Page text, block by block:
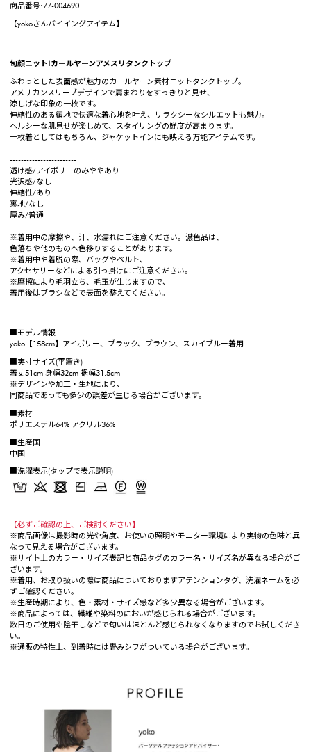
商品番号:77-004690
【yokoさんバイイングアイテム】
旬顔ニット!カールヤーンアメスリタンクトップ
ふわっとした表面感が魅力のカールヤーン素材ニットタンクトップ。
アメリカンスリーブデザインで肩まわりをすっきりと見せ、
涼しげな印象の一枚です。
伸縮性のある編地で快適な着心地を叶え、リラクシーなシルエットも魅力。
ヘルシーな肌見せが楽しめて、スタイリングの鮮度が高まります。
一枚着としてはもちろん、ジャケットインにも映える万能アイテムです。
------------------------
透け感/アイボリーのみややあり
光沢感/なし
伸縮性/あり
裏地/なし
厚み/普通
------------------------
※着用中の摩擦や、汗、水濡れにご注意ください。濃色品は、
色落ちや他のものへ色移りすることがあります。
※着用中や着脱の際、バッグやベルト、
アクセサリーなどによる引っ掛けにご注意ください。
※摩擦により毛羽立ち、毛玉が生じますので、
着用後はブラシなどで表面を整えてください。
■モデル情報
yoko【158cm】アイボリー、ブラック、ブラウン、スカイブルー着用
■実寸サイズ(平置き)
着丈51cm 身幅32cm 裾幅31.5cm
※デザインや加工・生地により、
同商品であっても多少の誤差が生じる場合がございます。
■素材
ポリエステル64% アクリル36%
■生産国
中国
■洗濯表示(タップで表示説明)
【必ずご確認の上、ご検討ください】
※商品画像は撮影時の光や角度、お使いの照明やモニター環境により実物の色味と異
なって見える場合がございます。
※サイト上のカラー・サイズ表記と商品タグのカラー名・サイズ名が異なる場合がご
ざいます。
※着用、お取り扱いの際は商品についておりますアテンションタグ、洗濯ネームを必
ずご確認ください。
※生産時期により、色・素材・サイズ感など多少異なる場合がございます。
※商品によっては、繊維や染料のにおいが感じられる場合がございます。
数日のご使用や陰干しなどで匂いはほとんど感じられなくなりますのでお試しくださ
い。
※通販の特性上、到着時には畳みシワがついている場合がございます。